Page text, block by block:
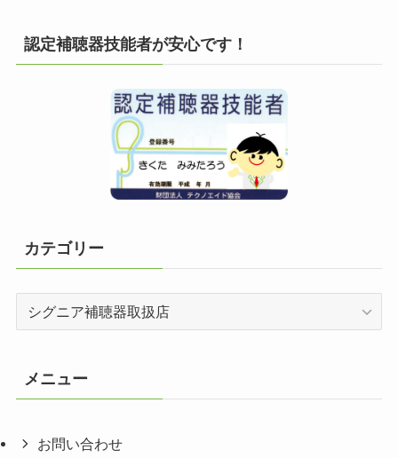
認定補聴器技能者が安心です！
カテゴリー
メニュー
お問い合わせ